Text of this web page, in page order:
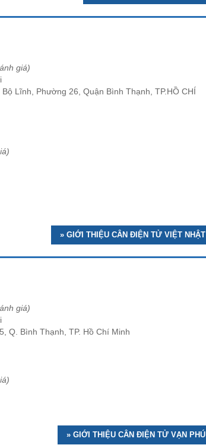
giá)
Lĩnh, Phường 26, Quận Bình Thạnh, TP.HỒ CHÍ
» GIỚI THIỆU CÂN ĐIỆN TỬ VIỆT NHẬT
giá)
Q. Bình Thạnh, TP. Hồ Chí Minh
» GIỚI THIỆU CÂN ĐIỆN TỬ VẠN PHÚ